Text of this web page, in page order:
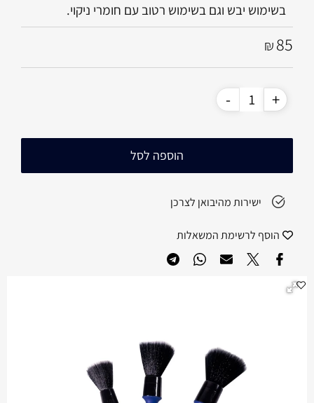
בשימוש יבש וגם בשימוש רטוב עם חומרי ניקוי.
₪85
הוספה לסל
ישירות מהיבואן לצרכן
הוסף לרשימת המשאלות